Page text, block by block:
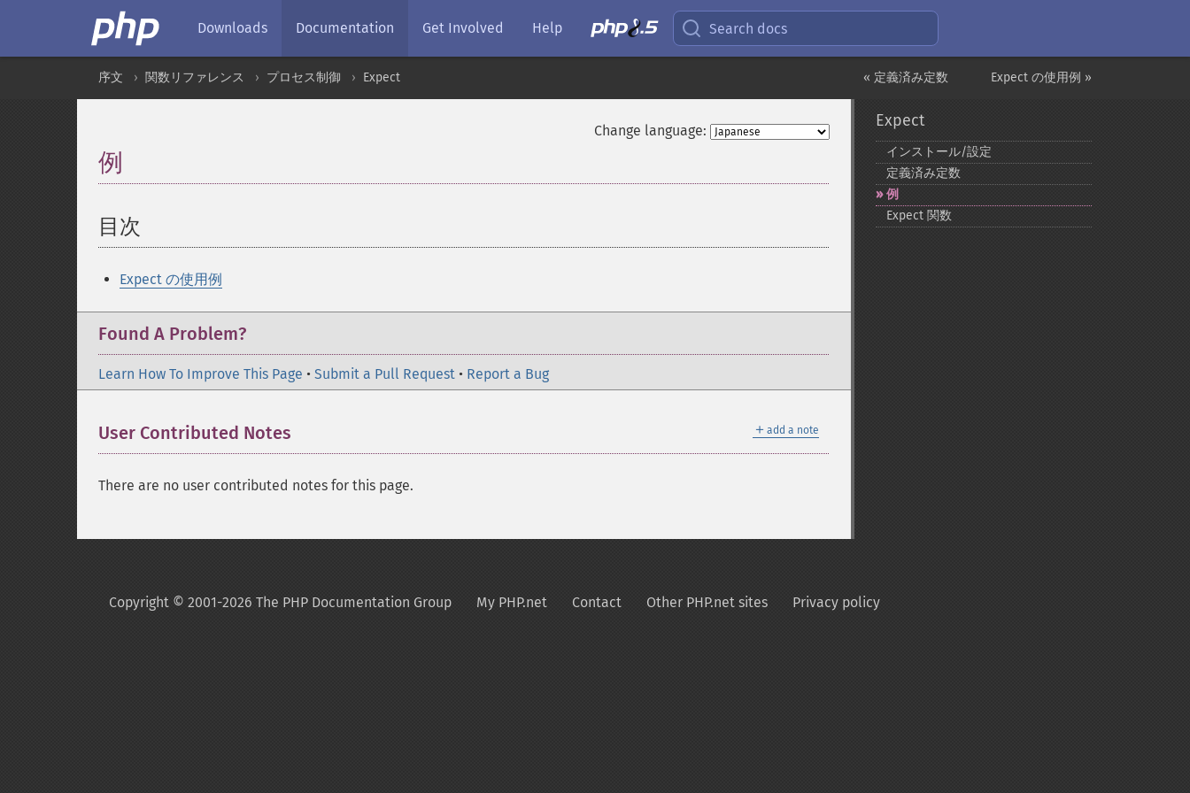
Downloads Documentation Get Involved Help Search docs
Expect の使用例 »
« 定義済み定数
序文 関数リファレンス プロセス制御 Expect
Change language:
例
目次
Expect の使用例
Found A Problem?
Learn How To Improve This Page • Submit a Pull Request • Report a Bug
＋ add a note
User Contributed Notes
There are no user contributed notes for this page.
Expect
インストール/設定
定義済み定数
例
Expect 関数
Copyright © 2001-2026 The PHP Documentation Group My PHP.net Contact Other PHP.net sites Privacy policy